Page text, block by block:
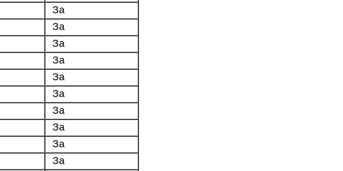
За
За
За
За
За
За
За
За
За
За